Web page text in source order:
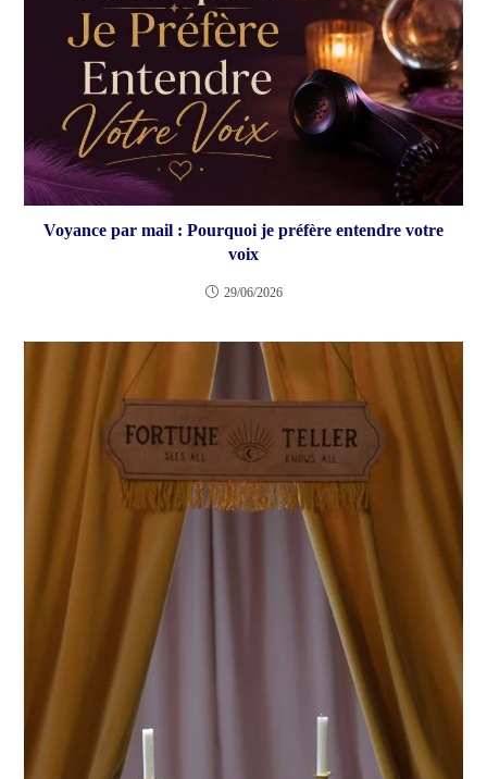
Voyance par mail : Pourquoi je préfère entendre votre
voix
29/06/2026